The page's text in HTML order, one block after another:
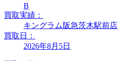
B
買取実績：
キングラム阪急茨木駅前店
買取日：
2026年8月5日